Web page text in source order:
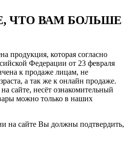
ЧТО ВАМ БОЛЬШЕ
продукция, которая согласно
Федерации от 23 февраля
к продаже лицам, не
а так же к онлайн продаже.
сайте, несёт ознакомительный
можно только в наших
на сайте Вы должны подтвердить,